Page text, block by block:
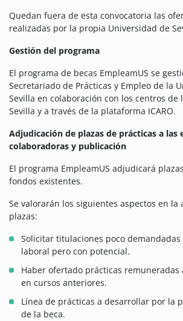
Quedan fuera de esta convocatoria las
realizadas por la propia Universidad de
Gestión del programa
El programa de becas EmpleamUS se
Secretariado de Prácticas y Empleo de la
Sevilla en colaboración con los centros de
Sevilla y a través de la plataforma ICARO.
Adjudicación de plazas de prácticas a las
colaboradoras y publicación
El programa EmpleamUS adjudicará
fondos existentes.
Se valorarán los siguientes aspectos en la
plazas:
Solicitar titulaciones poco
laboral pero con potencial.
Haber ofertado prácticas remuneradas
en cursos anteriores.
Línea de prácticas a desarrollar por la
de la beca.